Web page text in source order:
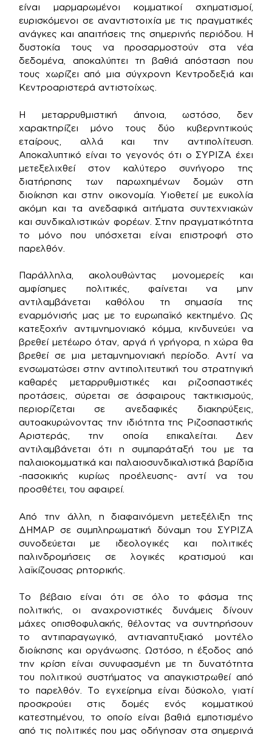
είναι μαρμαρωμένοι κομματικοί σχηματισμοί,
ευρισκόμενοι σε αναντιστοιχία με τις πραγματικές
ανάγκες και απαιτήσεις της σημερινής περιόδου. Η
δυστοκία τους να προσαρμοστούν στα νέα
δεδομένα, αποκαλύπτει τη βαθιά απόσταση που
τους χωρίζει από μια σύγχρονη Κεντροδεξιά και
Κεντροαριστερά αντιστοίχως.
Η μεταρρυθμιστική άπνοια, ωστόσο, δεν
χαρακτηρίζει μόνο τους δύο κυβερνητικούς
εταίρους, αλλά και την αντιπολίτευση.
Αποκαλυπτικό είναι το γεγονός ότι ο ΣΥΡΙΖΑ έχει
μετεξελιχθεί στον καλύτερο συνήγορο της
διατήρησης των παρωχημένων δομών στη
διοίκηση και στην οικονομία. Υιοθετεί με ευκολία
ακόμη και τα ανεδαφικά αιτήματα συντεχνιακών
και συνδικαλιστικών φορέων. Στην πραγματικότητα
το μόνο που υπόσχεται είναι επιστροφή στο
παρελθόν.
Παράλληλα, ακολουθώντας μονομερείς και
αμφίσημες πολιτικές, φαίνεται να μην
αντιλαμβάνεται καθόλου τη σημασία της
εναρμόνισής μας με το ευρωπαϊκό κεκτημένο. Ως
κατεξοχήν αντιμνημονιακό κόμμα, κινδυνεύει να
βρεθεί μετέωρο όταν, αργά ή γρήγορα, η χώρα θα
βρεθεί σε μια μεταμνημονιακή περίοδο. Αντί να
ενσωματώσει στην αντιπολιτευτική του στρατηγική
καθαρές μεταρρυθμιστικές και ριζοσπαστικές
προτάσεις, σύρεται σε άσφαιρους τακτικισμούς,
περιορίζεται σε ανεδαφικές διακηρύξεις,
αυτοακυρώνοντας την ιδιότητα της Ριζοσπαστικής
Αριστεράς, την οποία επικαλείται. Δεν
αντιλαμβάνεται ότι η συμπαράταξή του με τα
παλαιοκομματικά και παλαιοσυνδικαλιστικά βαρίδια
-πασοκικής κυρίως προέλευσης- αντί να του
προσθέτει, του αφαιρεί.
Από την άλλη, η διαφαινόμενη μετεξέλιξη της
ΔΗΜΑΡ σε συμπληρωματική δύναμη του ΣΥΡΙΖΑ
συνοδεύεται με ιδεολογικές και πολιτικές
παλινδρομήσεις σε λογικές κρατισμού και
λαϊκίζουσας ρητορικής.
Το βέβαιο είναι ότι σε όλο το φάσμα της
πολιτικής, οι αναχρονιστικές δυνάμεις δίνουν
μάχες οπισθοφυλακής, θέλοντας να συντηρήσουν
το αντιπαραγωγικό, αντιαναπτυξιακό μοντέλο
διοίκησης και οργάνωσης. Ωστόσο, η έξοδος από
την κρίση είναι συνυφασμένη με τη δυνατότητα
του πολιτικού συστήματος να απαγκιστρωθεί από
το παρελθόν. Το εγχείρημα είναι δύσκολο, γιατί
προσκρούει στις δομές ενός κομματικού
κατεστημένου, το οποίο είναι βαθιά εμποτισμένο
από τις πολιτικές που μας οδήγησαν στα σημερινά